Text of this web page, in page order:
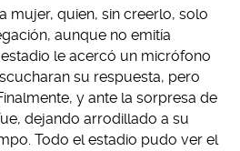
mujer, quien, sin creerlo, solo
aunque no emitía
le acercó un micrófono
su respuesta, pero
y ante la sorpresa de
dejando arrodillado a su
Todo el estadio pudo ver el